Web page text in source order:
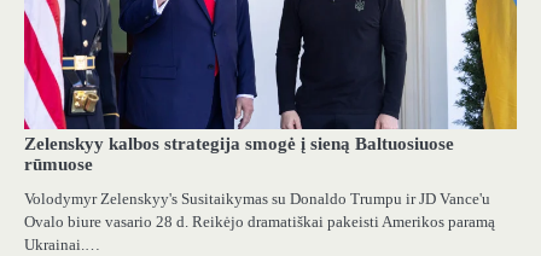
Zelenskyy kalbos strategija smogė į sieną Baltuosiuose
rūmuose
Volodymyr Zelenskyy's Susitaikymas su Donaldo Trumpu ir JD Vance'u
Ovalo biure vasario 28 d. Reikėjo dramatiškai pakeisti Amerikos paramą
Ukrainai.…